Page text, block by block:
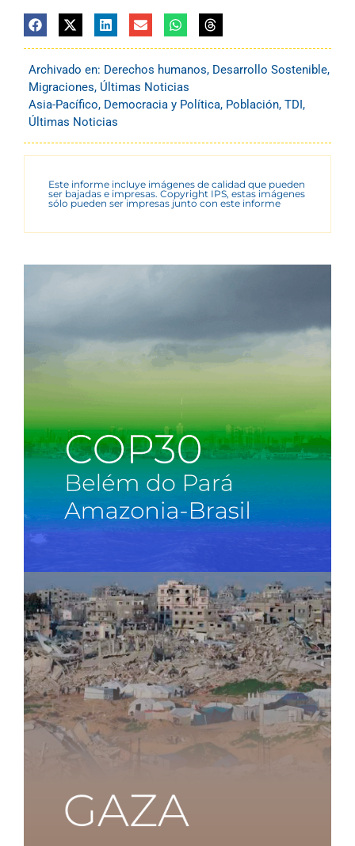
Archivado en: Derechos humanos, Desarrollo Sostenible,
Migraciones, Últimas Noticias
Asia-Pacífico, Democracia y Política, Población, TDI,
Últimas Noticias
Este informe incluye imágenes de calidad que pueden
ser bajadas e impresas. Copyright IPS, estas imágenes
sólo pueden ser impresas junto con este informe